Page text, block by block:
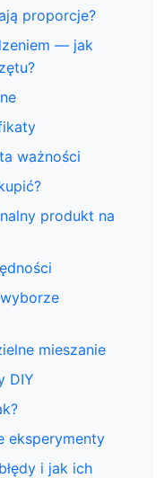
proporcje?
— jak
ważności
produkt na
mieszanie
DIY
eksperymenty
i jak ich